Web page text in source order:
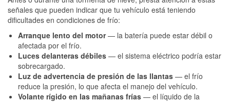
señales que pueden indicar que tu vehículo está teniendo
dificultades en condiciones de frío:
Arranque lento del motor— la batería puede estar débil o
afectada por el frío.
Luces delanteras débiles — el sistema eléctrico podría estar
sobrecargado.
Luz de advertencia de presión de las llantas — el frío
reduce la presión, lo que afecta el manejo del vehículo.
Volante rígido en las mañanas frías — el líquido de la